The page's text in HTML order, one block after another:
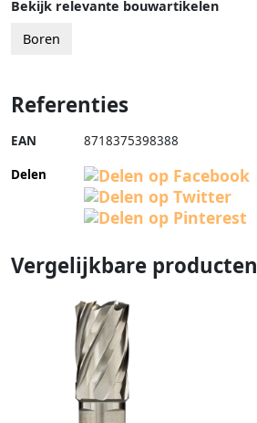
Bekijk relevante bouwartikelen
Boren
Referenties
EAN 8718375398388
Delen
Vergelijkbare producten